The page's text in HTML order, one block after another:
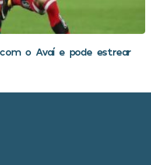
o Avaí e pode estrear